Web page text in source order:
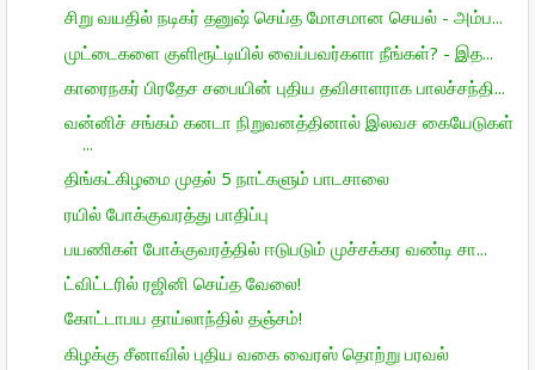
சிறு வயதில் நடிகர் தனுஷ் செய்த மோசமான செயல் - அம்ப...
முட்டைகளை குளிரூட்டியில் வைப்பவர்களா நீங்கள்? - இத...
காரைநகர் பிரதேச சபையின் புதிய தவிசாளராக பாலச்சந்தி...
வன்னிச் சங்கம் கனடா நிறுவனத்தினால் இலவச கையேடுகள்
...
திங்கட்கிழமை முதல் 5 நாட்களும் பாடசாலை
ரயில் போக்குவரத்து பாதிப்பு
பயணிகள் போக்குவரத்தில் ஈடுபடும் முச்சக்கர வண்டி சா...
ட்விட்டரில் ரஜினி செய்த வேலை!
கோட்டாபய தாய்லாந்தில் தஞ்சம்!
கிழக்கு சீனாவில் புதிய வகை வைரஸ் தொற்று பரவல்